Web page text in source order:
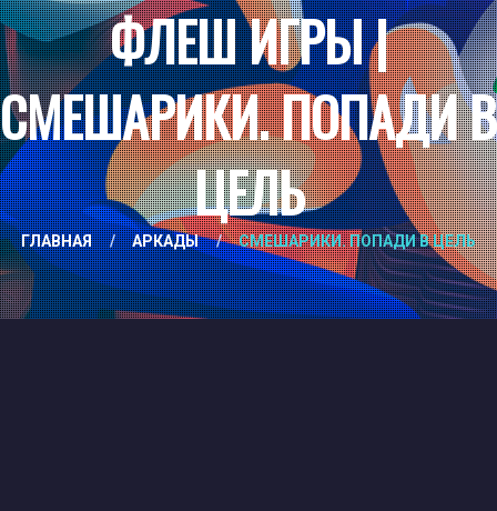
ФЛЕШ ИГРЫ |
СМЕШАРИКИ. ПОПАДИ В
ЦЕЛЬ
ГЛАВНАЯ / АРКАДЫ / СМЕШАРИКИ. ПОПАДИ В ЦЕЛЬ